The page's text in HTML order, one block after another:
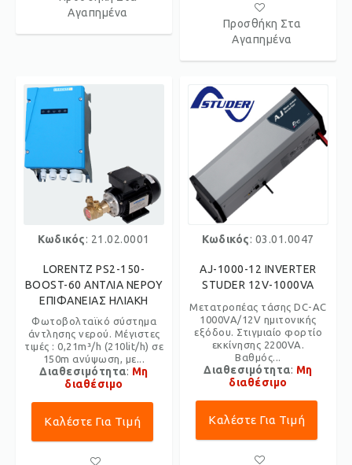
Αγαπημένα
Προσθήκη Στα
Αγαπημένα
Κωδικός: 21.02.0001
LORENTZ PS2-150-
BOOST-60 ΑΝΤΛΙΑ ΝΕΡΟΥ
ΕΠΙΦΑΝΕΙΑΣ ΗΛΙΑΚΗ
Φωτοβολταϊκό σύστημα
άντλησης νερού. Μέγιστες
τιμές : 0,21m³/h (210lit/h) σε
150m ανύψωση, με...
Διαθεσιμότητα: Μη
διαθέσιμο
Καλέστε Για Τιμή
Κωδικός: 03.01.0047
AJ-1000-12 INVERTER
STUDER 12V-1000VA
Μετατροπέας τάσης DC-AC
1000VA/12V ημιτονικής
εξόδου. Στιγμιαίο φορτίο
εκκίνησης 2200VA.
Βαθμός...
Διαθεσιμότητα: Μη
διαθέσιμο
Καλέστε Για Τιμή